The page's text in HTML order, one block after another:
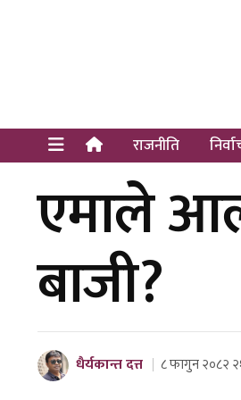
राजनीति
एमाले
बाजी?
धैर्यकान्त दत्त ८ फागुन २०८२